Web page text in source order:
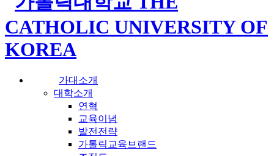
가대소개
대학소개
연혁
교육이념
발전전략
가톨릭교육브랜드